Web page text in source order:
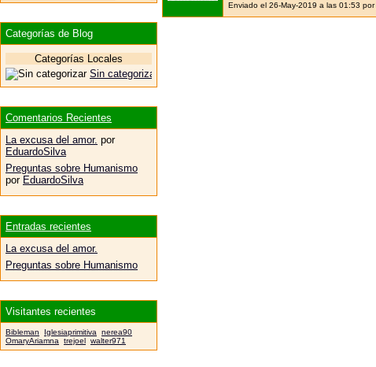
Enviado el 26-May-2019 a las 01:53 por
Categorías de Blog
Categorías Locales
Sin categorizar
Comentarios Recientes
La excusa del amor. por
EduardoSilva
Preguntas sobre Humanismo
por EduardoSilva
Entradas recientes
La excusa del amor.
Preguntas sobre Humanismo
Visitantes recientes
Bibleman Iglesiaprimitiva nerea90
OmaryAriamna trejoel walter971